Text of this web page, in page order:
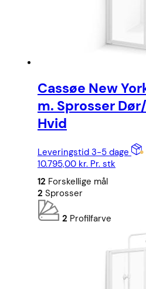
Cassøe New
m. Sprosser
Hvid
Leveringstid 3-5 dage
10.795,00 kr. Pr. stk
12 Forskellige mål
2 Sprosser
2 Profilfarve